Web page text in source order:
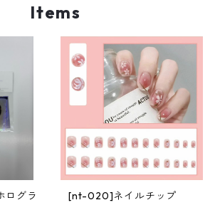
Items
ログラ
[nt-020]ネイルチップ